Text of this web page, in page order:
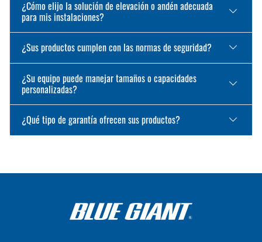
¿Cómo elijo la solución de elevación o andén adecuada
para mis instalaciones?
¿Sus productos cumplen con las normas de seguridad?
¿Su equipo puede manejar tamaños o capacidades
personalizadas?
¿Qué tipo de garantía ofrecen sus productos?